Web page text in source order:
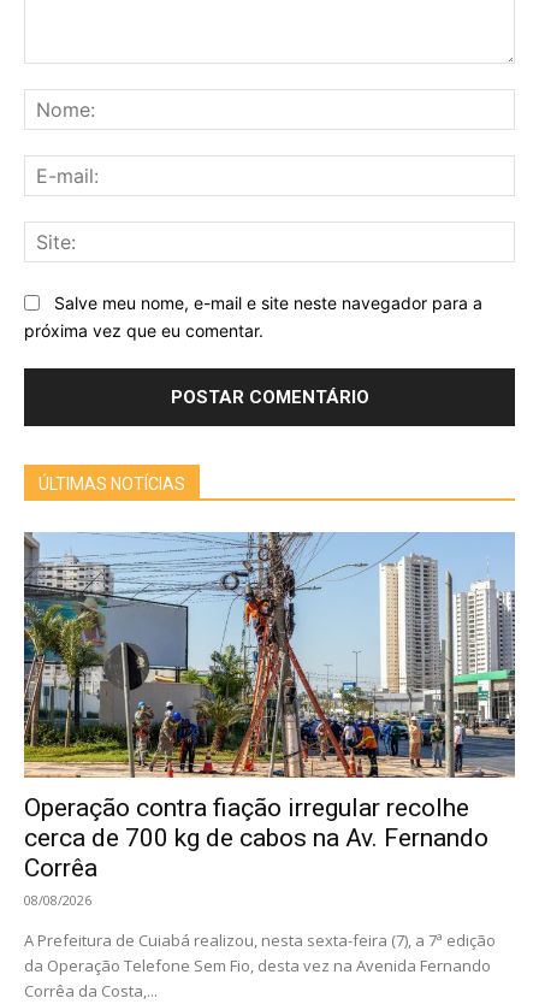
Salve meu nome, e-mail e site neste navegador para a
próxima vez que eu comentar.
ÚLTIMAS NOTÍCIAS
Operação contra fiação irregular recolhe
cerca de 700 kg de cabos na Av. Fernando
Corrêa
08/08/2026
A Prefeitura de Cuiabá realizou, nesta sexta-feira (7), a 7ª edição
da Operação Telefone Sem Fio, desta vez na Avenida Fernando
Corrêa da Costa,...